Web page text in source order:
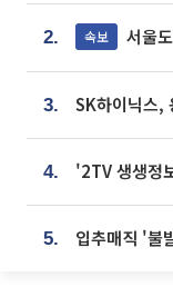
2. 속보 서울
3.
4.
5. 입추매직 '불